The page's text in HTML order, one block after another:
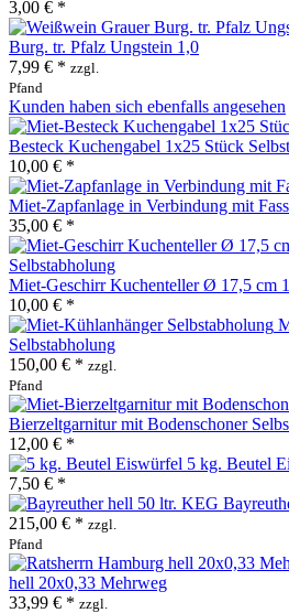
3,00 € *
Burg. tr. Pfalz Ungstein 1,0
7,99 € * zzgl.
Pfand
Kunden haben sich ebenfalls angesehen
Besteck Kuchengabel 1x25 Stück
10,00 € *
Miet-Zapfanlage in Verbindung mit
35,00 € *
Miet-Geschirr Kuchenteller Ø 17,5 cm
10,00 € *
Selbstabholung
150,00 € * zzgl.
Pfand
Bierzeltgarnitur mit Bodenschoner
12,00 € *
5 kg. Beutel
7,50 € *
215,00 € * zzgl.
Pfand
hell 20x0,33 Mehrweg
33,99 € * zzgl.